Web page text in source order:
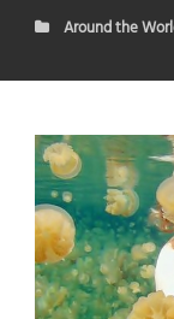
Around the